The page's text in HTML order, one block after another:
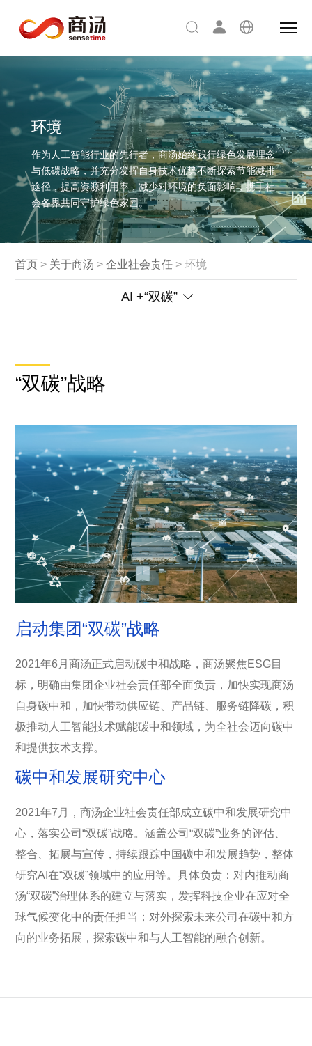
环境
作为人工智能行业的先行者，商汤始终践行绿色发展理念
与低碳战略，并充分发挥自身技术优势不断探索节能减排
途径，提高资源利用率，减少对环境的负面影响，携手社
会各界共同守护绿色家园。
首页 > 关于商汤 >企业社会责任 >环境
AI +“双碳”
“双碳”战略
启动集团“双碳”战略
2021年6月商汤正式启动碳中和战略，商汤聚焦ESG目
标，明确由集团企业社会责任部全面负责，加快实现商汤
自身碳中和，加快带动供应链、产品链、服务链降碳，积
极推动人工智能技术赋能碳中和领域，为全社会迈向碳中
和提供技术支撑。
碳中和发展研究中心
2021年7月，商汤企业社会责任部成立碳中和发展研究中
心，落实公司“双碳”战略。涵盖公司“双碳”业务的评估、
整合、拓展与宣传，持续跟踪中国碳中和发展趋势，整体
研究AI在“双碳”领域中的应用等。具体负责：对内推动商
汤“双碳”治理体系的建立与落实，发挥科技企业在应对全
球气候变化中的责任担当；对外探索未来公司在碳中和方
向的业务拓展，探索碳中和与人工智能的融合创新。